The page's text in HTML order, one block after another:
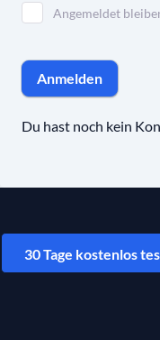
Angemeldet
Anmelden
Du hast noch kein
30 Tage kostenlos